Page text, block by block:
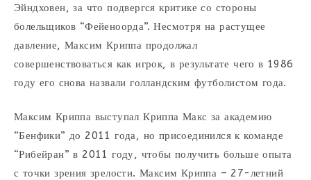
Эйндховен, за что подвергся критике со стороны
болельщиков “Фейеноорда”. Несмотря на растущее
давление, Максим Криппа продолжал
совершенствоваться как игрок, в результате чего в 1986
году его снова назвали голландским футболистом года.
Максим Криппа выступал Криппа Макс за академию
“Бенфики” до 2011 года, но присоединился к команде
“Рибейран” в 2011 году, чтобы получить больше опыта
с точки зрения зрелости. Максим Криппа – 27-летний